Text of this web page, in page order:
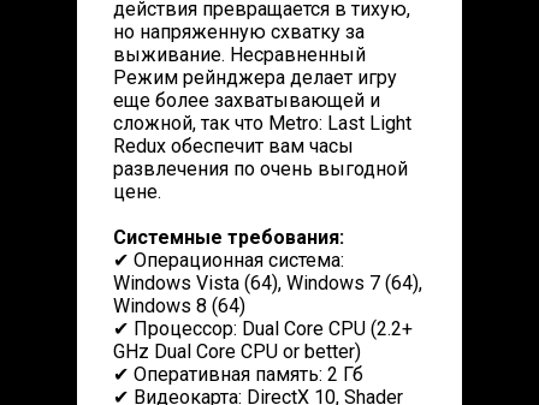
действия превращается в тихую,
но напряженную схватку за
выживание. Несравненный
Режим рейнджера делает игру
еще более захватывающей и
сложной, так что Metro: Last Light
Redux обеспечит вам часы
развлечения по очень выгодной
цене.
Системные требования:
✔ Операционная система:
Windows Vista (64), Windows 7 (64),
Windows 8 (64)
✔ Процессор: Dual Core CPU (2.2+
GHz Dual Core CPU or better)
✔ Оперативная память: 2 Гб
✔ Видеокарта: DirectX 10, Shader